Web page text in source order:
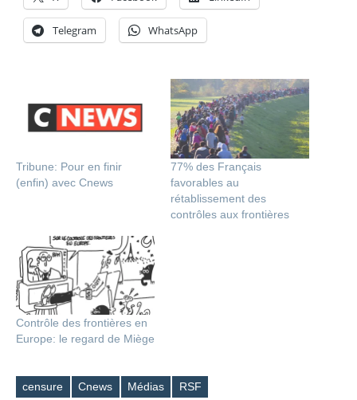
Telegram WhatsApp
Tribune: Pour en finir
(enfin) avec Cnews
77% des Français
favorables au
rétablissement des
contrôles aux frontières
Contrôle des frontières en
Europe: le regard de Miège
Étiquettes
censure Cnews Médias RSF